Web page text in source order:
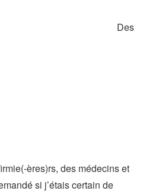
Des
ères)rs, des médecins et
si j’étais certain de